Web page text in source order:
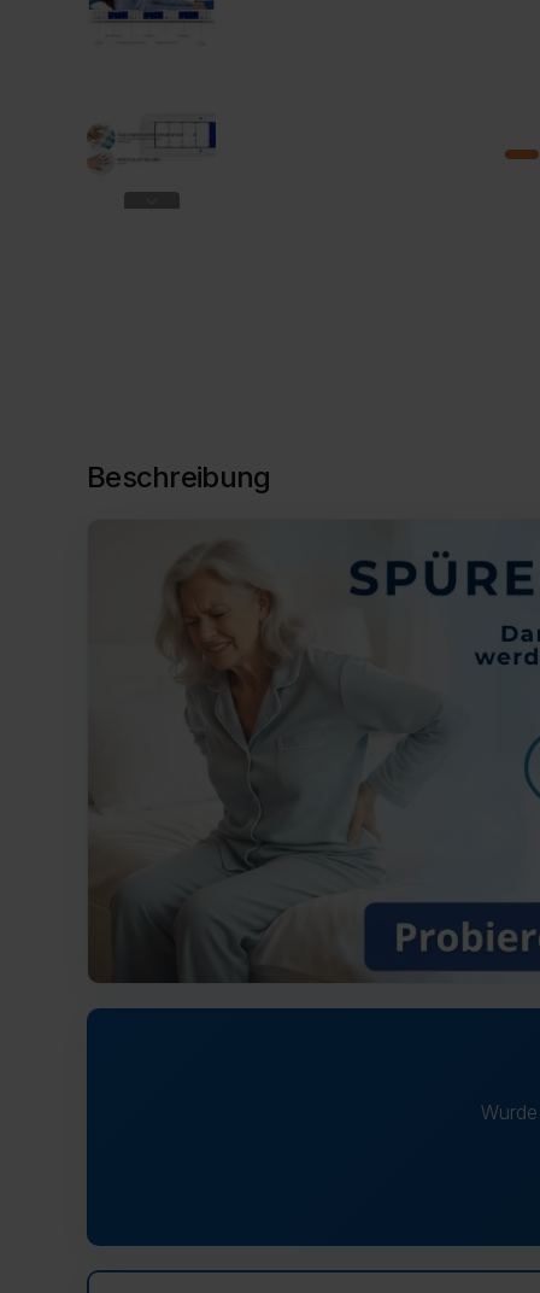
Beschreibung